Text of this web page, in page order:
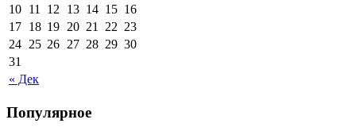
« Дек
10 11 12 13 14 15 16
17 18 19 20 21 22 23
24 25 26 27 28 29 30
31
Популярное